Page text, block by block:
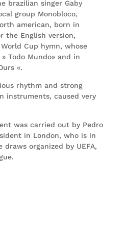
brazilian singer Gaby
group Monobloco,
american, born in
the English version,
Cup hymn, whose
Todo Mundo» and in
«.
rhythm and strong
instruments, caused very
was carried out by Pedro
in London, who is in
organized by UEFA,